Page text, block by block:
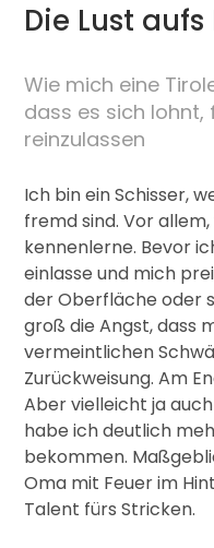
Die Lust
Wie mich eine
dass es sich lohnt,
reinzulassen
Ich bin ein Schisser,
fremd sind. Vor
kennenlerne. Bevor
einlasse und mich
der Oberfläche oder
groß die Angst, dass
vermeintlichen
Zurückweisung. Am
Aber vielleicht ja
habe ich deutlich
bekommen.
Oma mit Feuer im
Talent fürs Stricken.